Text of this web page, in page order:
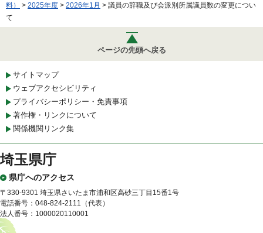
料）
> 2025年度 > 2026年1月 > 議員の辞職及び会派別所属議員数の変更につい
て
ページの先頭へ戻る
サイトマップ
ウェブアクセシビリティ
プライバシーポリシー・免責事項
著作権・リンクについて
関係機関リンク集
埼玉県庁
県庁へのアクセス
〒330-9301 埼玉県さいたま市浦和区高砂三丁目15番1号
電話番号：048-824-2111（代表）
法人番号：1000020110001